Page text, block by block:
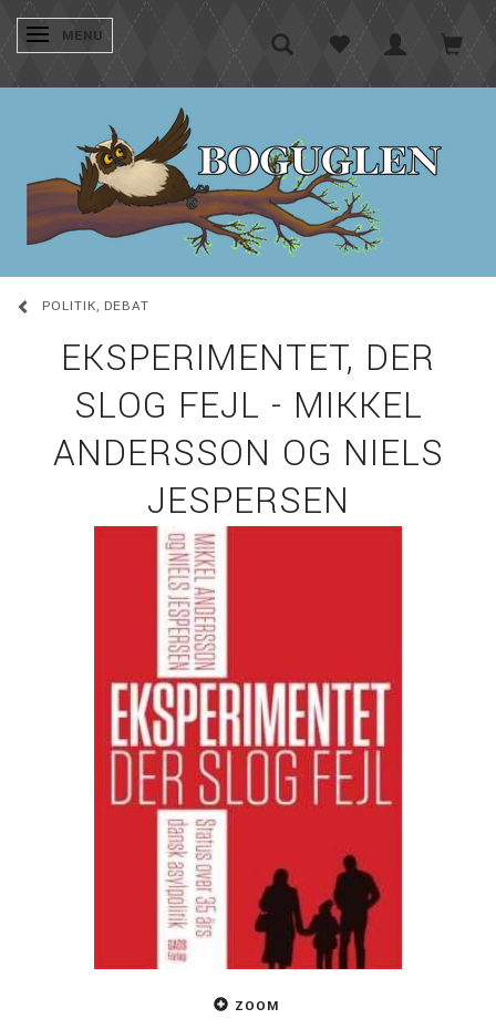
SKIFTE NAVIGATION
MENU
POLITIK, DEBAT
EKSPERIMENTET, DER
SLOG FEJL - MIKKEL
ANDERSSON OG NIELS
JESPERSEN
ZOOM